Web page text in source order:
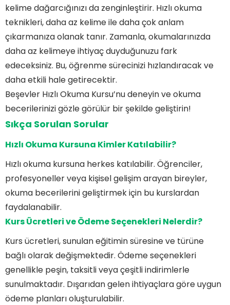
kelime dağarcığınızı da zenginleştirir. Hızlı okuma
teknikleri, daha az kelime ile daha çok anlam
çıkarmanıza olanak tanır. Zamanla, okumalarınızda
daha az kelimeye ihtiyaç duyduğunuzu fark
edeceksiniz. Bu, öğrenme sürecinizi hızlandıracak ve
daha etkili hale getirecektir.
Beşevler Hızlı Okuma Kursu’nu deneyin ve okuma
becerilerinizi gözle görülür bir şekilde geliştirin!
Sıkça Sorulan Sorular
Hızlı Okuma Kursuna Kimler Katılabilir?
Hızlı okuma kursuna herkes katılabilir. Öğrenciler,
profesyoneller veya kişisel gelişim arayan bireyler,
okuma becerilerini geliştirmek için bu kurslardan
faydalanabilir.
Kurs Ücretleri ve Ödeme Seçenekleri Nelerdir?
Kurs ücretleri, sunulan eğitimin süresine ve türüne
bağlı olarak değişmektedir. Ödeme seçenekleri
genellikle peşin, taksitli veya çeşitli indirimlerle
sunulmaktadır. Dışarıdan gelen ihtiyaçlara göre uygun
ödeme planları oluşturulabilir.